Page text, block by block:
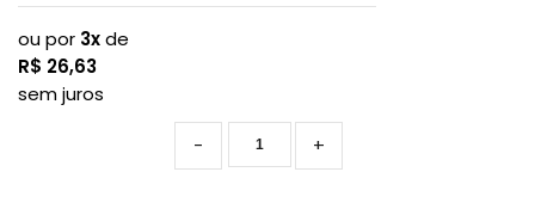
ou por 3xde
R$ 26,63
sem juros
+
-